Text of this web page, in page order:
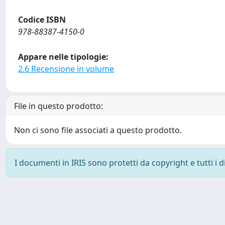
Codice ISBN
978-88387-4150-0
Appare nelle tipologie:
2.6 Recensione in volume
File in questo prodotto:
Non ci sono file associati a questo prodotto.
I documenti in IRIS sono protetti da copyright e tutti i